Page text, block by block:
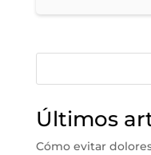
Últimos
Cómo evitar